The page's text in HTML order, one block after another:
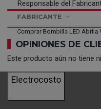
Responsable del
FABRICANTE
Comprar Bombilla LED Abrila
OPINIONES DE
Este producto aún no tiene
Electrocosto